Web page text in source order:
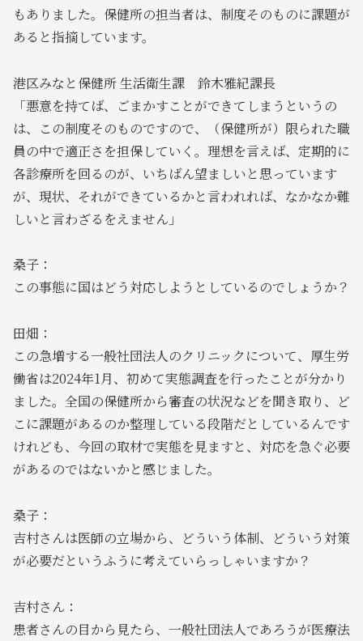
もありました。保健所の担当者は、制度そのものに課題が
あると指摘しています。
港区みなと保健所 生活衛生課 鈴木雅紀課長
「悪意を持てば、ごまかすことができてしまうというの
は、この制度そのものですので、（保健所が）限られた職
員の中で適正さを担保していく。理想を言えば、定期的に
各診療所を回るのが、いちばん望ましいと思っています
が、現状、それができているかと言われれば、なかなか難
しいと言わざるをえません」
桑子：
この事態に国はどう対応しようとしているのでしょうか？
田畑：
この急増する一般社団法人のクリニックについて、厚生労
働省は2024年1月、初めて実態調査を行ったことが分かり
ました。全国の保健所から審査の状況などを聞き取り、ど
こに課題があるのか整理している段階だとしているんです
けれども、今回の取材で実態を見ますと、対応を急ぐ必要
があるのではないかと感じました。
桑子：
吉村さんは医師の立場から、どういう体制、どういう対策
が必要だというふうに考えていらっしゃいますか？
吉村さん：
患者さんの目から見たら、一般社団法人であろうが医療法